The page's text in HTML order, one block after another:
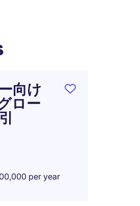
向け
ロー
per year